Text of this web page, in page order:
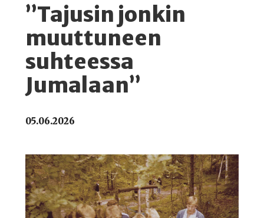
”Tajusin jonkin
muuttuneen
suhteessa
Jumalaan”
05.06.2026